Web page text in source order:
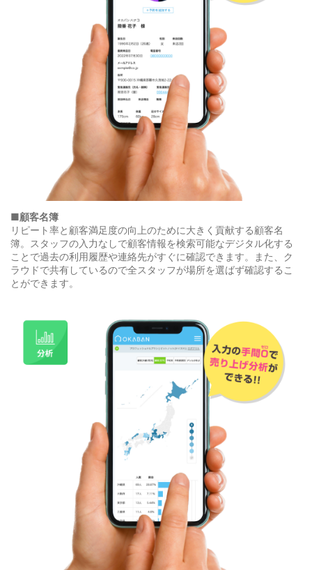
■顧客名簿
リピート率と顧客満足度の向上のために大きく貢献する顧客名
簿。スタッフの入力なしで顧客情報を検索可能なデジタル化する
ことで過去の利用履歴や連絡先がすぐに確認できます。また、ク
ラウドで共有しているので全スタッフが場所を選ばず確認するこ
とができます。